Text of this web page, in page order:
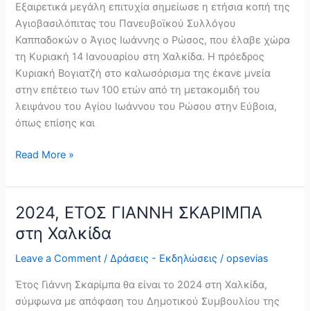
Εξαιρετικά μεγάλη επιτυχία σημείωσε η ετήσια κοπή της
Αγιοβασιλόπιτας του Πανευβοϊκού Συλλόγου
Καππαδοκών ο Άγιος Ιωάννης ο Ρώσος, που έλαβε χώρα
τη Κυριακή 14 Ιανουαρίου στη Χαλκίδα. Η πρόεδρος
Κυριακή Βογιατζή στο καλωσόρισμα της έκανε μνεία
στην επέτειο των 100 ετών από τη μετακομιδή του
λειψάνου του Αγίου Ιωάννου του Ρώσου στην Εύβοια,
όπως επίσης και
Καππαδοκών
“Ο
Άγιος
Ιωάννης
Ο
Ρώσος”
Read More »
2024, ΕΤΟΣ ΓΙΑΝΝΗ ΣΚΑΡΙΜΠΑ
στη Χαλκίδα
Leave a Comment /Δράσεις - Εκδηλώσεις /opsevias
Έτος Γιάννη Σκαρίμπα θα είναι το 2024 στη Χαλκίδα,
σύμφωνα με απόφαση του Δημοτικού Συμβουλίου της
2024,
ΓΙΑΝΝΗ
ΣΚΑΡΙΜΠΑ
Χαλκίδα